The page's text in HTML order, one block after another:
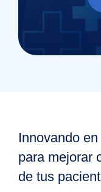
Innovando
para mejorar
de tus